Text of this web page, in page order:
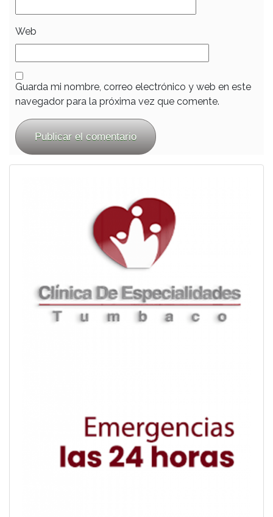
Web
Guarda mi nombre, correo electrónico y web en este
navegador para la próxima vez que comente.